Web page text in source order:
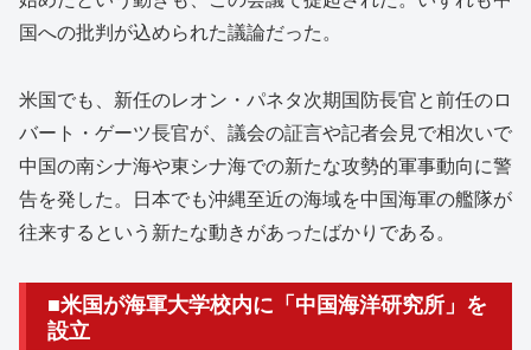
国への批判が込められた議論だった。
米国でも、新任のレオン・パネタ次期国防長官と前任のロ
バート・ゲーツ長官が、議会の証言や記者会見で相次いで
中国の南シナ海や東シナ海での新たな攻勢的軍事動向に警
告を発した。日本でも沖縄至近の海域を中国海軍の艦隊が
往来するという新たな動きがあったばかりである。
■米国が海軍大学校内に「中国海洋研究所」を
設立